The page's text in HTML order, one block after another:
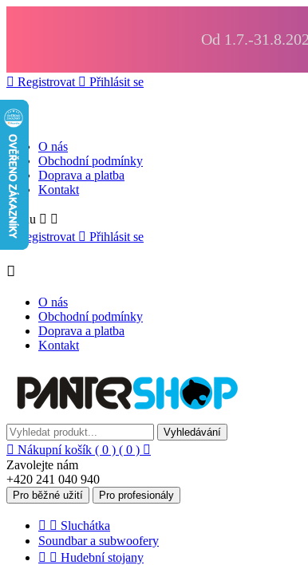
Od 1.7.-
 Registrovat  Přihlásit se

O nás
Obchodní podmínky
Doprava a platba
Kontakt
Menu  

Registrovat  Přihlásit se

O nás
Obchodní podmínky
Doprava a platba
Kontakt
Vyhledávání
 Nákupní košík ( 0 ) ( 0 ) 
Zavolejte nám
+420 241 040 940
Pro běžné užití Pro profesionály
  Sluchátka
Soundbar a subwoofery
  Hudební stojany